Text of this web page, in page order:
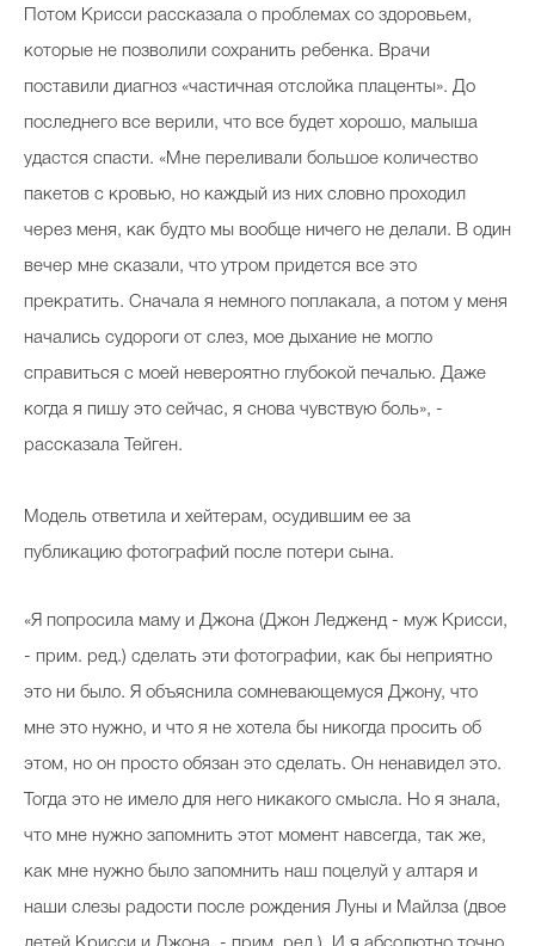
Потом Крисси рассказала о проблемах со здоровьем,
которые не позволили сохранить ребенка. Врачи
поставили диагноз «частичная отслойка плаценты». До
последнего все верили, что все будет хорошо, малыша
удастся спасти. «Мне переливали большое количество
пакетов с кровью, но каждый из них словно проходил
через меня, как будто мы вообще ничего не делали. В один
вечер мне сказали, что утром придется все это
прекратить. Сначала я немного поплакала, а потом у меня
начались судороги от слез, мое дыхание не могло
справиться с моей невероятно глубокой печалью. Даже
когда я пишу это сейчас, я снова чувствую боль», -
рассказала Тейген.
Модель ответила и хейтерам, осудившим ее за
публикацию фотографий после потери сына.
«Я попросила маму и Джона (Джон Ледженд - муж Крисси,
- прим. ред.) сделать эти фотографии, как бы неприятно
это ни было. Я объяснила сомневающемуся Джону, что
мне это нужно, и что я не хотела бы никогда просить об
этом, но он просто обязан это сделать. Он ненавидел это.
Тогда это не имело для него никакого смысла. Но я знала,
что мне нужно запомнить этот момент навсегда, так же,
как мне нужно было запомнить наш поцелуй у алтаря и
наши слезы радости после рождения Луны и Майлза (двое